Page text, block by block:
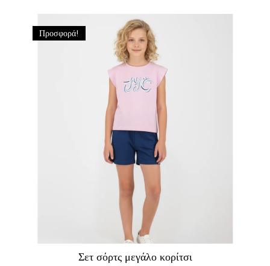
Προσφορά!
Σετ σόρτς μεγάλο κορίτσι